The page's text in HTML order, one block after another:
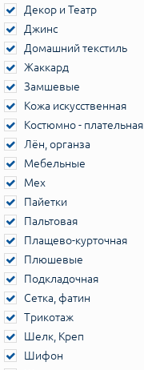
Декор и Театр
Джинс
Домашний текстиль
Жаккард
Замшевые
Кожа искусственная
Костюмно - плательная
Лён, органза
Мебельные
Мех
Пайетки
Пальтовая
Плащево-курточная
Плюшевые
Подкладочная
Сетка, фатин
Трикотаж
Шелк, Креп
Шифон